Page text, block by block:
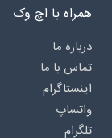
همراه با اچ وک
درباره‌ ما
تماس با ما
اینستاگرام
واتساپ
تلگرام